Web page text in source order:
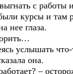
с
курсы и там
нее глаза.
услышать
она.
–